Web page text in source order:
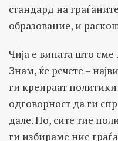
стандард на
образование, и
Чија е вината што сме
Знам, ќе речете –
ги креираат
одговорност да ги
дале. Но, сите тие
ги избираме ние